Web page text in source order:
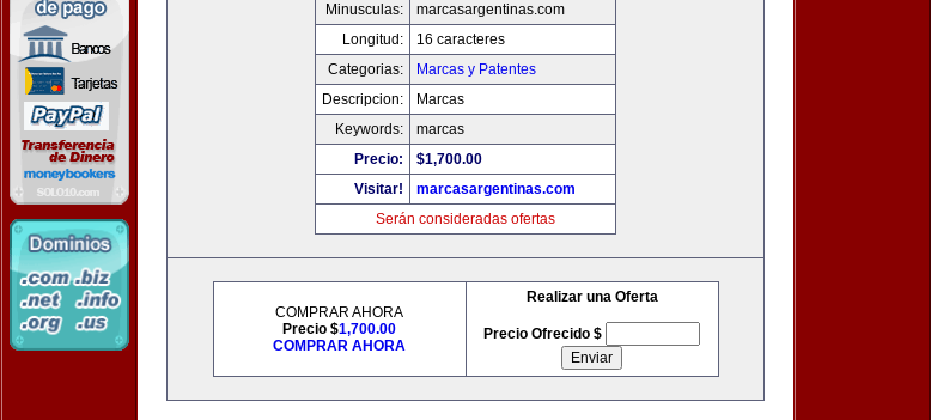
Minusculas:
marcasargentinas.com
Longitud:
16 caracteres
Categorias:
Marcas y Patentes
Descripcion:
Marcas
Keywords:
marcas
Precio:
$1,700.00
Visitar!
marcasargentinas.com
Serán consideradas ofertas
COMPRAR AHORA
Precio $1,700.00
COMPRAR AHORA
Realizar una Oferta
Precio Ofrecido $